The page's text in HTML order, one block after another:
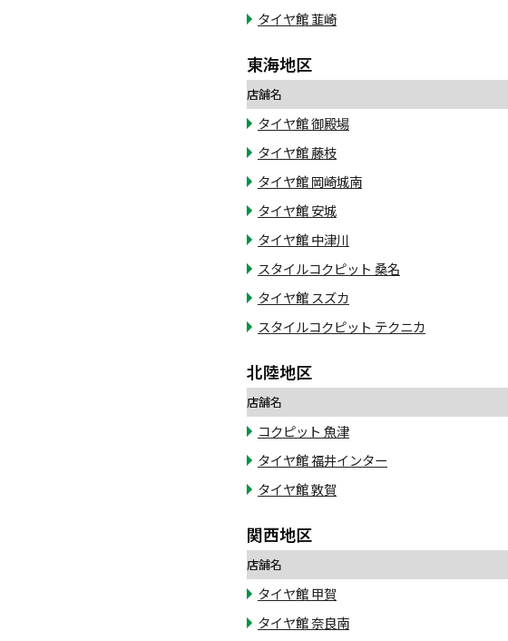
タイヤ館 韮崎
東海地区
店舗名
タイヤ館 御殿場
タイヤ館 藤枝
タイヤ館 岡崎城南
タイヤ館 安城
タイヤ館 中津川
スタイルコクピット 桑名
タイヤ館 スズカ
スタイルコクピット テクニカ
北陸地区
店舗名
コクピット 魚津
タイヤ館 福井インター
タイヤ館 敦賀
関西地区
店舗名
タイヤ館 甲賀
タイヤ館 奈良南